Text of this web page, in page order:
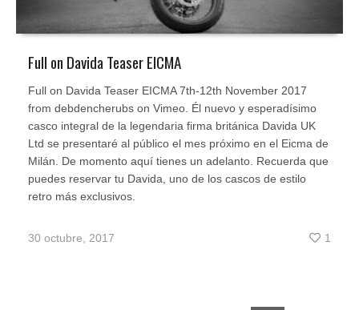
Full on Davida Teaser EICMA
Full on Davida Teaser EICMA 7th-12th November 2017
from debdencherubs on Vimeo. Él nuevo y esperadísimo
casco integral de la legendaria firma británica Davida UK
Ltd se presentaré al público el mes próximo en el Eicma de
Milán. De momento aquí tienes un adelanto. Recuerda que
puedes reservar tu Davida, uno de los cascos de estilo
retro más exclusivos.
30 octubre, 2017 1